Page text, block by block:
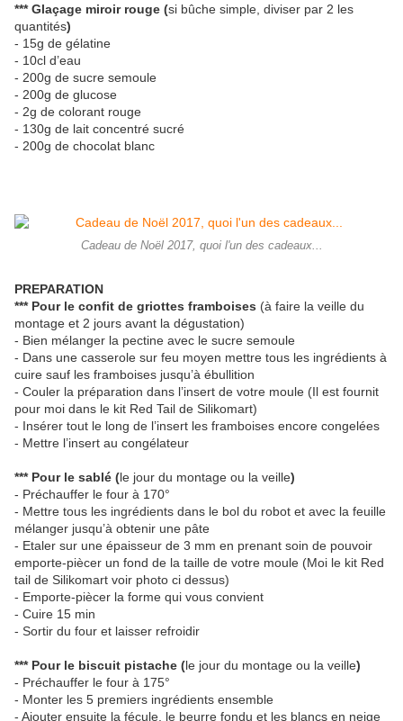
*** Glaçage miroir rouge (si bûche simple, diviser par 2 les
quantités)
- 15g de gélatine
- 10cl d’eau
- 200g de sucre semoule
- 200g de glucose
- 2g de colorant rouge
- 130g de lait concentré sucré
- 200g de chocolat blanc
Cadeau de Noël 2017, quoi l'un des cadeaux...
PREPARATION
*** Pour le confit de griottes framboises (à faire la veille du
montage et 2 jours avant la dégustation)
- Bien mélanger la pectine avec le sucre semoule
- Dans une casserole sur feu moyen mettre tous les ingrédients à
cuire sauf les framboises jusqu’à ébullition
- Couler la préparation dans l’insert de votre moule (Il est fournit
pour moi dans le kit Red Tail de Silikomart)
- Insérer tout le long de l’insert les framboises encore congelées
- Mettre l’insert au congélateur
*** Pour le sablé (le jour du montage ou la veille)
- Préchauffer le four à 170°
- Mettre tous les ingrédients dans le bol du robot et avec la feuille
mélanger jusqu’à obtenir une pâte
- Etaler sur une épaisseur de 3 mm en prenant soin de pouvoir
emporte-piècer un fond de la taille de votre moule (Moi le kit Red
tail de Silikomart voir photo ci dessus)
- Emporte-piècer la forme qui vous convient
- Cuire 15 min
- Sortir du four et laisser refroidir
*** Pour le biscuit pistache (le jour du montage ou la veille)
- Préchauffer le four à 175°
- Monter les 5 premiers ingrédients ensemble
- Ajouter ensuite la fécule, le beurre fondu et les blancs en neige